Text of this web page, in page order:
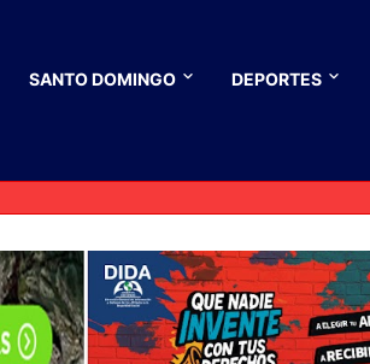
SANTO DOMINGO DEPORTES